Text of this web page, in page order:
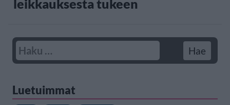
leikkauksesta tukeen
Luetuimmat